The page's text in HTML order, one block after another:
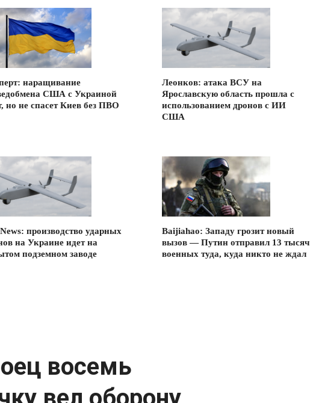
наращивание
США с Украиной
но не спасет Киев без ПВО
Леонков: атака ВСУ на
Ярославскую область прошла с
использованием дронов с ИИ
США
производство ударных
на Украине идет на
подземном заводе
Baijiahao: Западу грозит новый
вызов — Путин отправил 13 тысяч
военных туда, куда никто не ждал
восемь